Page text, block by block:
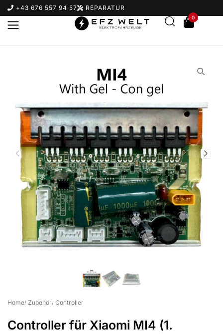
+43 676 557 94 57 REPARATUR
Suchbegriff eingeben & Enter klicken
0
Home Zubehör Controller
Controller für Xiaomi MI4 (1.